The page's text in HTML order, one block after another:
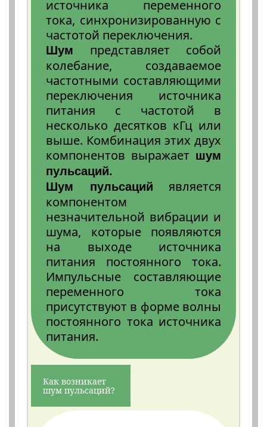
источника переменного
тока, синхронизированную с
частотой переключения.
Шум
представляет собой
колебание, создаваемое
частотными составляющими
переключения источника
питания с частотой в
несколько десятков кГц или
выше. Комбинация этих двух
компонентов выражает шум
пульсаций.
Шум пульсаций
является
компонентом
незначительной вибрации и
шума, которые появляются
на выходе источника
питания постоянного тока.
Импульсные составляющие
переменного тока
присутствуют в форме волны
постоянного тока источника
питания.
Как возникает
шум пульсаций?